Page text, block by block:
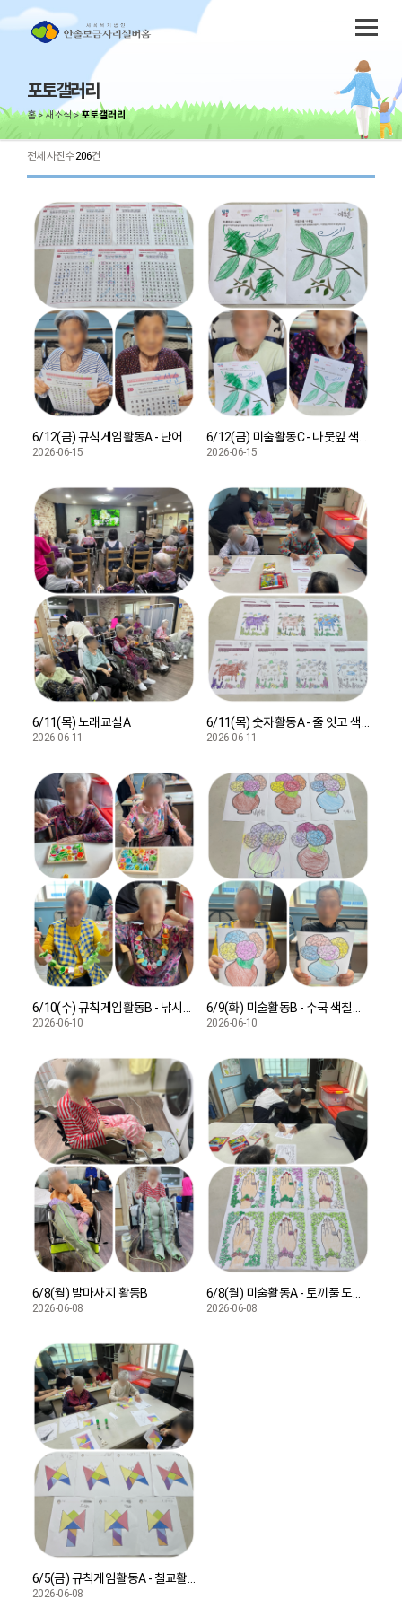
포토갤러리
홈 새소식 포토갤러리
전체 사진수206건
2026-06-15 2026-06-15
6/11(목) 노래교실A
2026-06-11 2026-06-11
2026-06-10 2026-06-10
6/8(월) 발마사지 활동B
2026-06-08
6/8(월) 미술활동A - 토끼풀 도안 색칠하기
2026-06-08
6/5(금) 규칙게임활동A - 칠교활동
2026-06-08